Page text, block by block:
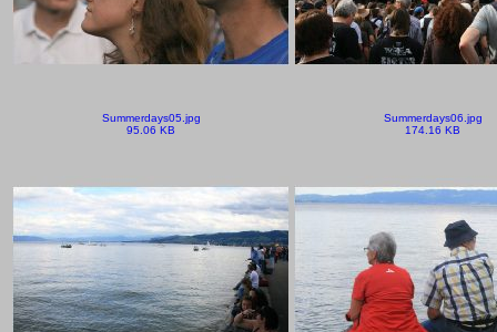
Summerdays05.jpg
95.06 KB
Summerdays06.jpg
174.16 KB